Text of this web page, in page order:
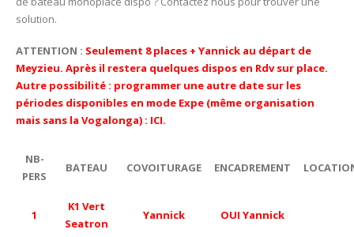
solution.
ATTENTION : Seulement 8 places + Yannick au départ de
Meyzieu. Après il restera quelques dispos en Rdv sur place.
Autre possibilité : programmer une autre date sur les
périodes disponibles en mode Expe (même organisation
mais sans la Vogalonga) : ICI.
NB-
PERS
BATEAU COVOITURAGE ENCADREMENT
1
K1 Vert
Seatron
Yannick OUI Yannick